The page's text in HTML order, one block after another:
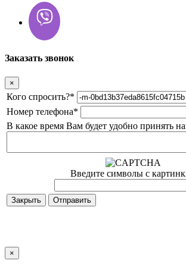
Заказать звонок
×
Кого спросить?*
Номер телефона*
В какое время Вам будет удобно принять
Введите символы с
Закрыть
×